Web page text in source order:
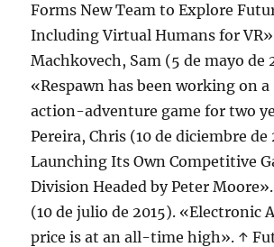
Forms New Team to Explore
Including Virtual Humans for
Machkovech, Sam (5 de mayo de
«Respawn has been working on a
action-adventure game for two
Pereira, Chris (10 de diciembre de
Launching Its Own Competitive
Division Headed by Peter
(10 de julio de 2015). «Electronic
price is at an all-time high». ↑